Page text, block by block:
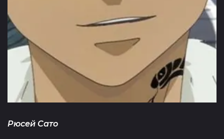
Рюсей Сато